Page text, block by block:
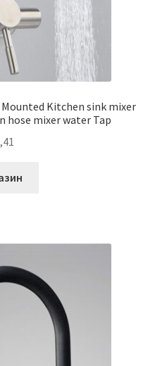
Kitchen sink mixer
mixer water Tap